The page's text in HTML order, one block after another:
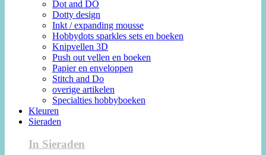
Dot and DO
Dotty design
Inkt / expanding mousse
Hobbydots sparkles sets en boeken
Knipvellen 3D
Push out vellen en boeken
Papier en enveloppen
Stitch and Do
overige artikelen
Specialties hobbyboeken
Kleuren
Sieraden
In Sieraden